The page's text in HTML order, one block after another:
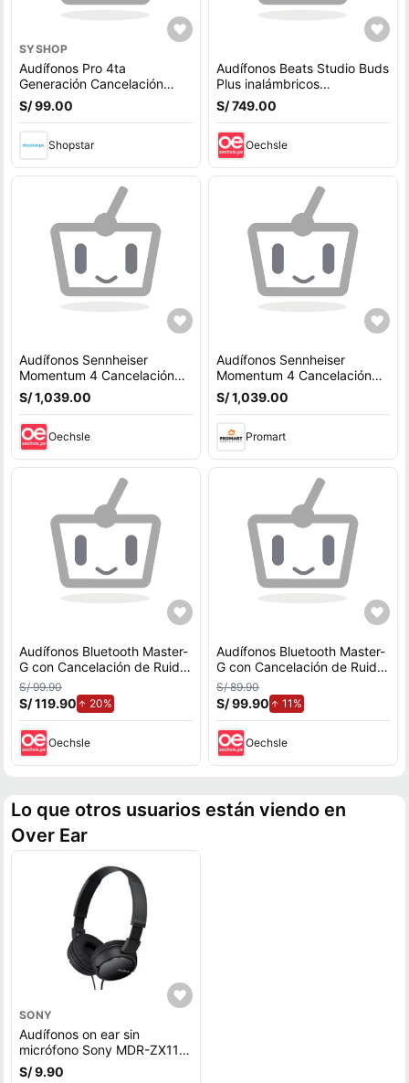
SYSHOP
Audífonos Pro 4ta
Generación Cancelación
Activa de Ruido
S/ 99.00
Shopstar
Audífonos Beats Studio Buds
Plus inalámbricos
Cancelación de Ruido
S/ 749.00
Oechsle
Audífonos Sennheiser
Momentum 4 Cancelación
de Ruido ANC Marrón
S/ 1,039.00
Oechsle
Audífonos Sennheiser
Momentum 4 Cancelación
de Ruido ANC Marrón
S/ 1,039.00
Promart
Audífonos Bluetooth Master-
G con Cancelación de Ruido
ANC Game Mode y App
BUDS35G
S/ 99.90
S/ 119.90 20%
Oechsle
Audífonos Bluetooth Master-
G con Cancelación de Ruido
ANC Game Mode y App
BUDS32B
S/ 89.90
S/ 99.90 11%de aumento.
Oechsle
Lo que otros usuarios están viendo en
Over Ear
SONY
Audífonos on ear sin
micrófono Sony MDR-ZX110
diseño plegable giratorio,
S/ 9.90